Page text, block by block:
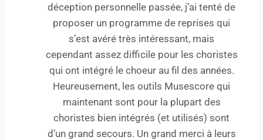
déception personnelle passée, j’ai tenté de
proposer un programme de reprises qui
s’est avéré très intéressant, mais
cependant assez difficile pour les choristes
qui ont intégré le choeur au fil des années.
Heureusement, les outils Musescore qui
maintenant sont pour la plupart des
choristes bien intégrés (et utilisés) sont
d’un grand secours. Un grand merci à leurs